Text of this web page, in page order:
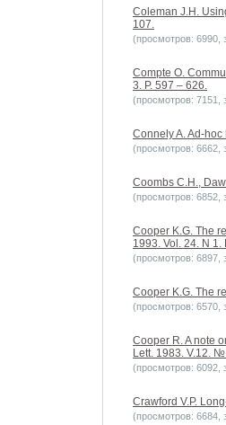
Coleman J.H.
107.
(просмотров: 6990,
Compte O.
3. P. 597 – 626.
(просмотров: 7151,
Connely A. Ad-
(просмотров: 6662,
Coombs C.H.,
(просмотров: 6852,
Cooper K.G. The
1993. Vol. 24. N 1.
(просмотров: 6897,
Cooper K.G. The
(просмотров: 6570,
Cooper R. A note
Lett. 1983. V.12. №
(просмотров: 6092,
Crawford V.P.
(просмотров: 6684,